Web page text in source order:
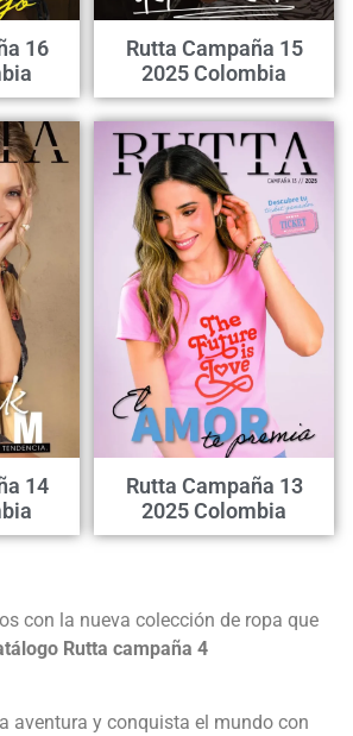
16
Rutta Campaña 15
2025 Colombia
14
Rutta Campaña 13
2025 Colombia
con la nueva colección de ropa que
Rutta campaña 4
aventura y conquista el mundo con